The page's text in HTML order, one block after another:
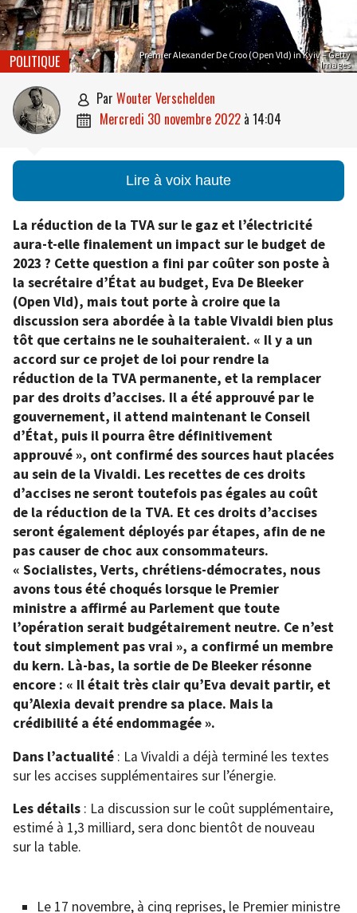
Premier Alexander De Croo (Open Vld) in Kyiv – Getty
Images
POLITIQUE
 par Wouter Verschelden
 mercredi 30 novembre 2022 à 14:04
Lire à voix haute
La réduction de la TVA sur le gaz et l’électricité
aura-t-elle finalement un impact sur le budget de
2023 ? Cette question a fini par coûter son poste à
la secrétaire d’État au budget, Eva De Bleeker
(Open Vld), mais tout porte à croire que la
discussion sera abordée à la table Vivaldi bien plus
tôt que certains ne le souhaiteraient. « Il y a un
accord sur ce projet de loi pour rendre la
réduction de la TVA permanente, et la remplacer
par des droits d’accises. Il a été approuvé par le
gouvernement, il attend maintenant le Conseil
d’État, puis il pourra être définitivement
approuvé », ont confirmé des sources haut placées
au sein de la Vivaldi. Les recettes de ces droits
d’accises ne seront toutefois pas égales au coût
de la réduction de la TVA. Et ces droits d’accises
seront également déployés par étapes, afin de ne
pas causer de choc aux consommateurs.
« Socialistes, Verts, chrétiens-démocrates, nous
avons tous été choqués lorsque le Premier
ministre a affirmé au Parlement que toute
l’opération serait budgétairement neutre. Ce n’est
tout simplement pas vrai », a confirmé un membre
du kern. Là-bas, la sortie de De Bleeker résonne
encore : « Il était très clair qu’Eva devait partir, et
qu’Alexia devait prendre sa place. Mais la
crédibilité a été endommagée ».
Dans l’actualité : La Vivaldi a déjà terminé les textes
sur les accises supplémentaires sur l’énergie.
Les détails : La discussion sur le coût supplémentaire,
estimé à 1,3 milliard, sera donc bientôt de nouveau
sur la table.
Le 17 novembre, à cinq reprises, le Premier ministre